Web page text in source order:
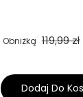
Obniżką 119,99 zł
Dodaj Do